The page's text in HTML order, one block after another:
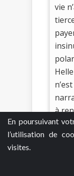
En poursuivant
l’utilisation de
visites.
vie
à